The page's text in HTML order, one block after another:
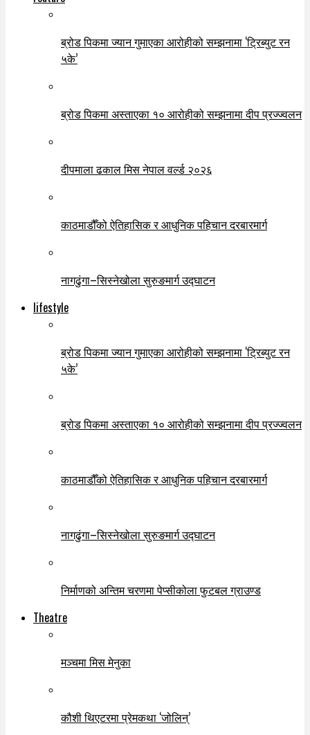
ब्रोड पिकमा ज्यान गुमाएका आरोहीको सम्झनामा ‘ट्रिब्युट रन
५के’
ब्रोड पिकमा अस्ताएका १० आरोहीको सम्झनामा दीप प्रज्ज्वलन
दीपमाला ढकाल मिस नेपाल वर्ल्ड २०२६
काठमाडौँको ऐतिहासिक र आधुनिक पहिचान दरबारमार्ग
नागढुंगा–सिस्नेखोला सुरुङमार्ग उद्घाटन
lifestyle
ब्रोड पिकमा ज्यान गुमाएका आरोहीको सम्झनामा ‘ट्रिब्युट रन
५के’
ब्रोड पिकमा अस्ताएका १० आरोहीको सम्झनामा दीप प्रज्ज्वलन
काठमाडौँको ऐतिहासिक र आधुनिक पहिचान दरबारमार्ग
नागढुंगा–सिस्नेखोला सुरुङमार्ग उद्घाटन
निर्माणको अन्तिम चरणमा पेप्सीकोला फुटबल ग्राउण्ड
Theatre
मञ्चमा मिस मेनुका
कौशी थिएटरमा प्रेमकथा ‘जोलिन्’